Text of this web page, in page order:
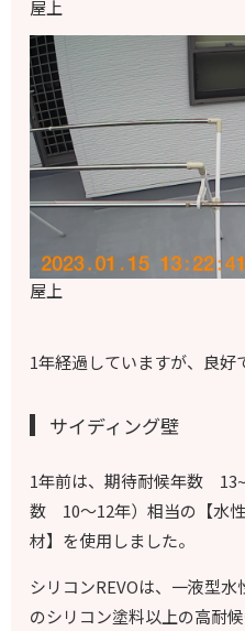
屋上
屋上
1年経過していますが、良好
サイディング壁
1年前は、期待耐候年数
数 10～12年）相当の【水
材】を使用しました。
シリコンREVOは、一液型
のシリコン塗料以上の高耐